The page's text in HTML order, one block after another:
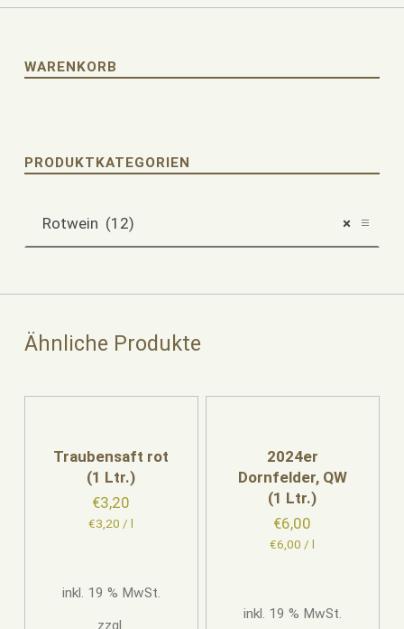
WARENKORB
PRODUKTKATEGORIEN
×
Rotwein (12)
Ähnliche Produkte
Traubensaft rot
(1 Ltr.)
€3,20
€3,20 /l
inkl. 19 % MwSt.
zzgl.
2024er
Dornfelder, QW
(1 Ltr.)
€6,00
€6,00 /l
inkl. 19 % MwSt.